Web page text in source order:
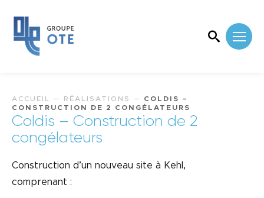
ACCUEIL — RÉALISATIONS — COLDIS –
CONSTRUCTION DE 2 CONGÉLATEURS
Coldis – Construction de 2
congélateurs
Construction d’un nouveau site à Kehl,
comprenant :